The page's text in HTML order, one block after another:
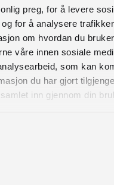
preg, for å levere
for å analysere
om hvordan du
våre innen sosiale
som kan
du har gjort
inn gjennom din
behov, både for å
og for å
og
system kan
som td
i arbeidet med å
stader. Det har og